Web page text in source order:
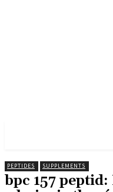
PEPTIDES SUPPLEMENTS
bpc 157